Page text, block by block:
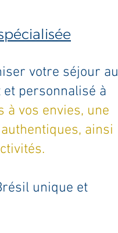
votre séjour au
et personnalisé à
à vos envies, une
ainsi
unique et